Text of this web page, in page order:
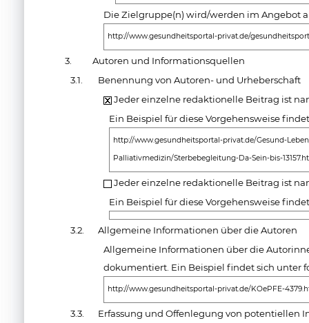
Die Zielgruppe(n) wird/werden im Angebot
http://www.gesundheitsportal-privat.de/
3.
Autoren und Informationsquellen
3.1.
Benennung von Autoren- und Urheberschaft
Jeder einzelne redaktionelle Beitrag ist
Ein Beispiel für diese Vorgehensweise
http://www.gesundheitsportal-privat.de/Gesund-
Palliativmedizin/Sterbebegleitung-Da-Sein-bis-
Jeder einzelne redaktionelle Beitrag ist
Ein Beispiel für diese Vorgehensweise
3.2.
Allgemeine Informationen über die Autoren
Allgemeine Informationen über die
dokumentiert. Ein Beispiel findet sich unter
http://www.gesundheitsportal-privat.de/KOePFE-
3.3. Erfassung und Offenlegung von potentiellen